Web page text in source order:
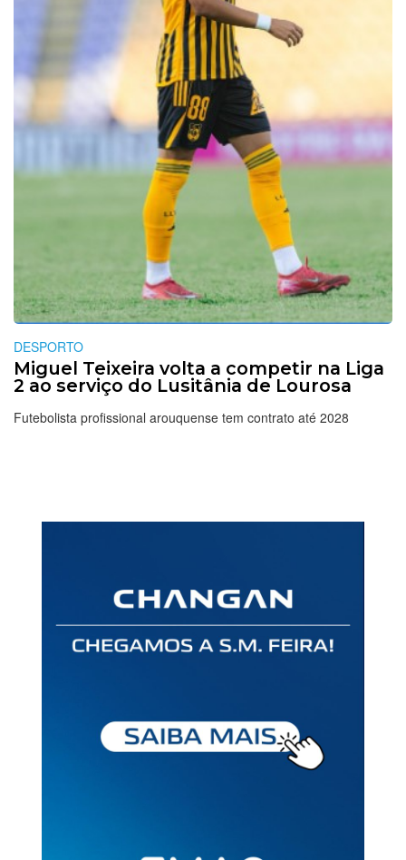
DESPORTO
Miguel Teixeira volta a competir na Liga
2 ao serviço do Lusitânia de Lourosa
Futebolista profissional arouquense tem contrato até 2028